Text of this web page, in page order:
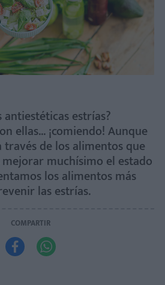
antiestéticas estrías?
ellas... ¡comiendo! Aunque
de los alimentos que
mejorar muchísimo el estado
los alimentos más
las estrías.
COMPARTIR
 